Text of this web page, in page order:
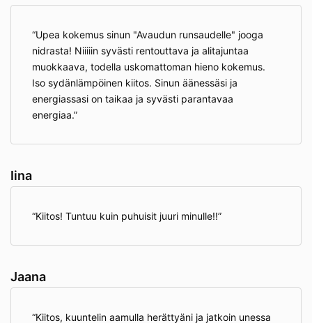
Upea kokemus sinun "Avaudun runsaudelle" jooga
nidrasta! Niiiiin syvästi rentouttava ja alitajuntaa
muokkaava, todella uskomattoman hieno kokemus.
Iso sydänlämpöinen kiitos. Sinun äänessäsi ja
energiassasi on taikaa ja syvästi parantavaa
energiaa.
Iina
Kiitos! Tuntuu kuin puhuisit juuri minulle!!
Jaana
Kiitos, kuuntelin aamulla herättyäni ja jatkoin unessa